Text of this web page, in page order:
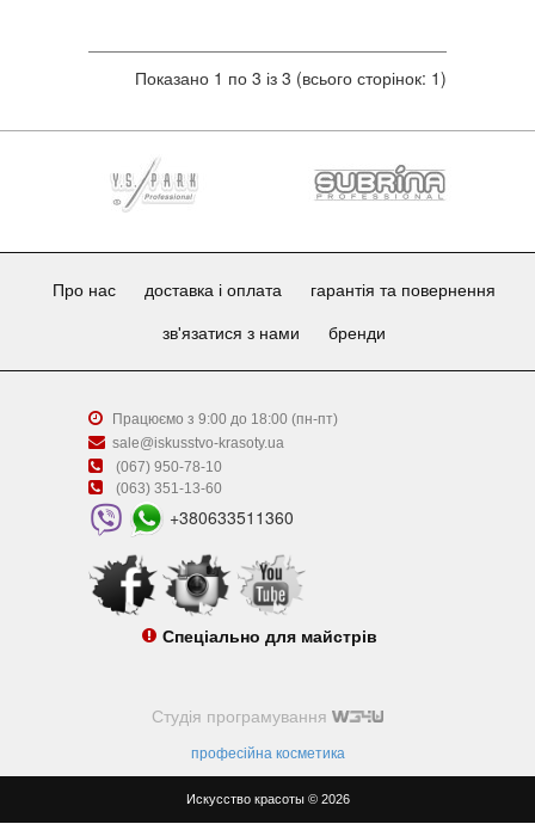
Показано 1 по 3 із 3 (всього сторінок: 1)
Про нас доставка і оплата гарантія та повернення
зв'язатися з нами бренди
Працюємо з 9:00 до 18:00 (пн-пт)
sale@iskusstvo-krasoty.ua
(067) 950-78-10
(063) 351-13-60
+380633511360
Спеціально для майстрів
Студія програмування
професійна косметика
Искусство красоты © 2026